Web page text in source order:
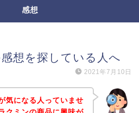
感想
想を探している人へ
2021年7月10日
気になる人っていませ